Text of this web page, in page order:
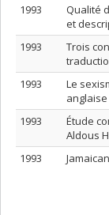
1993
Qualité
et
1993
Trois
1993
Le
1993
Étude
Aldous
1993